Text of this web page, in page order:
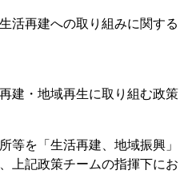
活再建への取り組みに関する
建・地域再生に取り組む政策
を「生活再建、地域振興」
上記政策チームの指揮下にお